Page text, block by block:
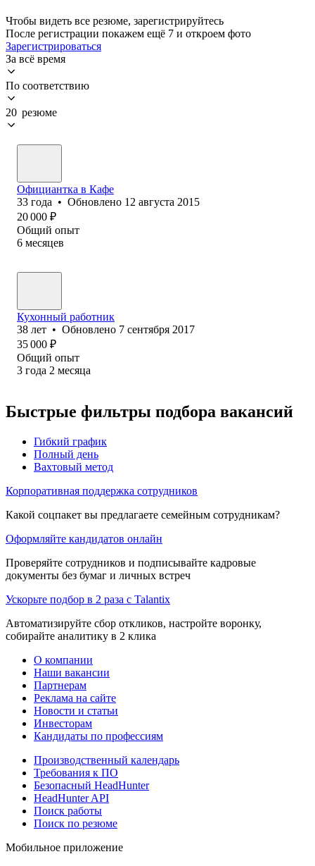
Чтобы видеть все резюме, зарегистрируйтесь
После регистрации покажем ещё 7 и откроем фото
Зарегистрироваться
За всё время
По соответствию
20 резюме
Официантка в Кафе
33 года • Обновлено 12 августа 2015
20 000 ₽
Общий опыт
6 месяцев
Кухонный работник
38 лет • Обновлено 7 сентября 2017
35 000 ₽
Общий опыт
3 года 2 месяца
Быстрые фильтры подбора вакансий
Гибкий график
Полный день
Вахтовый метод
Корпоративная поддержка сотрудников
Какой соцпакет вы предлагаете семейным сотрудникам?
Оформляйте кандидатов онлайн
Проверяйте сотрудников и подписывайте кадровые
документы без бумаг и личных встреч
Ускорьте подбор в 2 раза с Talantix
Автоматизируйте сбор откликов, настройте воронку,
собирайте аналитику в 2 клика
О компании
Наши вакансии
Партнерам
Реклама на сайте
Новости и статьи
Инвесторам
Кандидаты по профессиям
Производственный календарь
Требования к ПО
Безопасный HeadHunter
HeadHunter API
Поиск работы
Поиск по резюме
Мобильное приложение